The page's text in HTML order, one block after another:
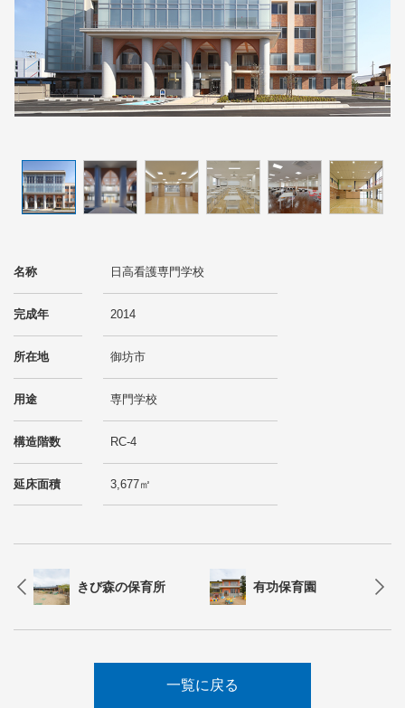
名称 日高看護専門学校
完成年 2014
所在地 御坊市
用途 専門学校
構造階数 RC-4
延床面積 3,677㎡
きび森の保育所 有功保育園
一覧に戻る